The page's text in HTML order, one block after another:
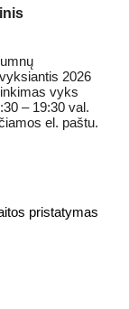
2026
vyks
– 19:30 val.
el. paštu.
pristatymas